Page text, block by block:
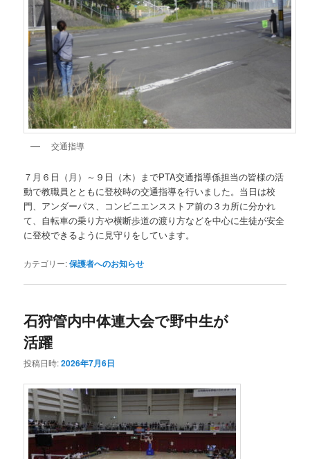
交通指導
７月６日（月）～９日（木）までPTA交通指導係担当の皆様の活
動で教職員とともに登校時の交通指導を行いました。当日は校
門、アンダーパス、コンビニエンスストア前の３カ所に分かれ
て、自転車の乗り方や横断歩道の渡り方などを中心に生徒が安全
に登校できるように見守りをしています。
カテゴリー:保護者へのお知らせ
石狩管内中体連大会で野中生が
活躍
投稿日時:2026年7月6日